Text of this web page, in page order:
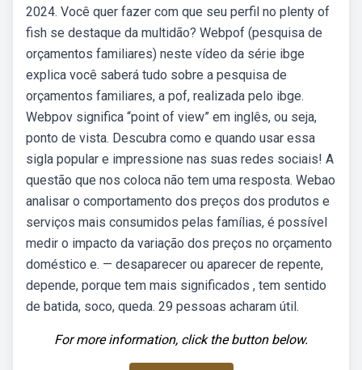
2024. Você quer fazer com que seu perfil no plenty of
fish se destaque da multidão? Webpof (pesquisa de
orçamentos familiares) neste vídeo da série ibge
explica você saberá tudo sobre a pesquisa de
orçamentos familiares, a pof, realizada pelo ibge.
Webpov significa “point of view” em inglês, ou seja,
ponto de vista. Descubra como e quando usar essa
sigla popular e impressione nas suas redes sociais! A
questão que nos coloca não tem uma resposta. Webao
analisar o comportamento dos preços dos produtos e
serviços mais consumidos pelas famílias, é possível
medir o impacto da variação dos preços no orçamento
doméstico e. — desaparecer ou aparecer de repente,
depende, porque tem mais significados , tem sentido
de batida, soco, queda. 29 pessoas acharam útil.
For more information, click the button below.